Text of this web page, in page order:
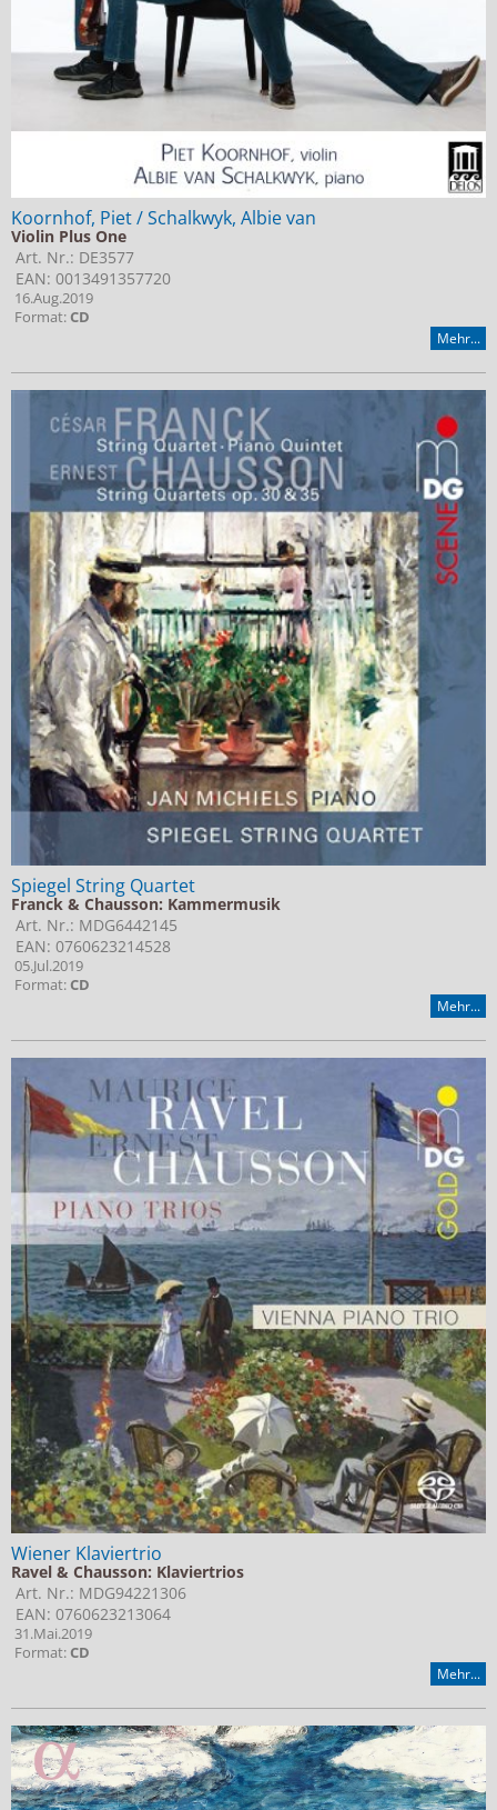
Koornhof, Piet / Schalkwyk, Albie van
Violin Plus One
Art. Nr.: DE3577
EAN: 0013491357720
16.Aug.2019
Format:CD
Mehr...
Spiegel String Quartet
Franck & Chausson: Kammermusik
Art. Nr.: MDG6442145
EAN: 0760623214528
05.Jul.2019
Format:CD
Mehr...
Wiener Klaviertrio
Ravel & Chausson: Klaviertrios
Art. Nr.: MDG94221306
EAN: 0760623213064
31.Mai.2019
Format:CD
Mehr...